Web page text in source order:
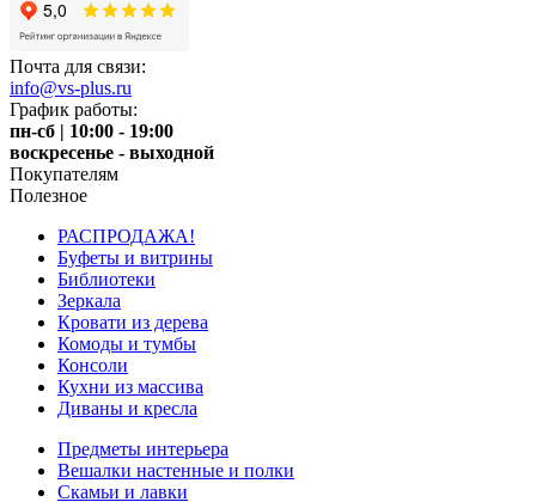
Почта для связи:
info@vs-plus.ru
График работы:
пн-сб | 10:00 - 19:00
воскресенье - выходной
Покупателям
Полезное
РАСПРОДАЖА!
Буфеты и витрины
Библиотеки
Зеркала
Кровати из дерева
Комоды и тумбы
Консоли
Кухни из массива
Диваны и кресла
Предметы интерьера
Вешалки настенные и полки
Скамьи и лавки